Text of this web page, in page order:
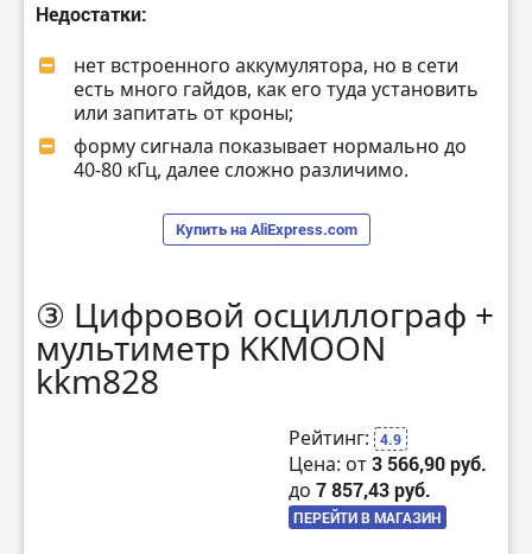
Недостатки:
нет встроенного аккумулятора, но в сети
есть много гайдов, как его туда установить
или запитать от кроны;
форму сигнала показывает нормально до
40-80 кГц, далее сложно различимо.
Купить на AliExpress.com
③ Цифровой осциллограф +
мультиметр KKMOON
kkm828
Рейтинг: 4.9
Цена: от3 566,90 руб.
до 7 857,43 руб.
ПЕРЕЙТИ В МАГАЗИН